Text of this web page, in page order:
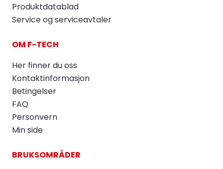
Produktdatablad
Service og serviceavtaler
OM F-TECH
Her finner du oss
Kontaktinformasjon
Betingelser
FAQ
Personvern
Min side
BRUKSOMRÅDER